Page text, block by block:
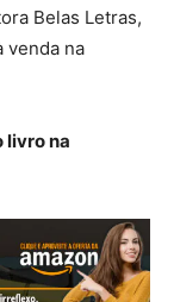
Belas Letras,
venda na
livro na